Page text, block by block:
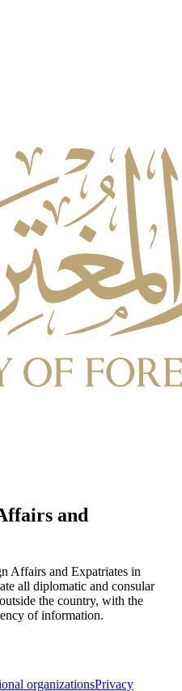
and
Affairs and Expatriates in
all diplomatic and consular
the country, with the
of information.
organizationsPrivacy